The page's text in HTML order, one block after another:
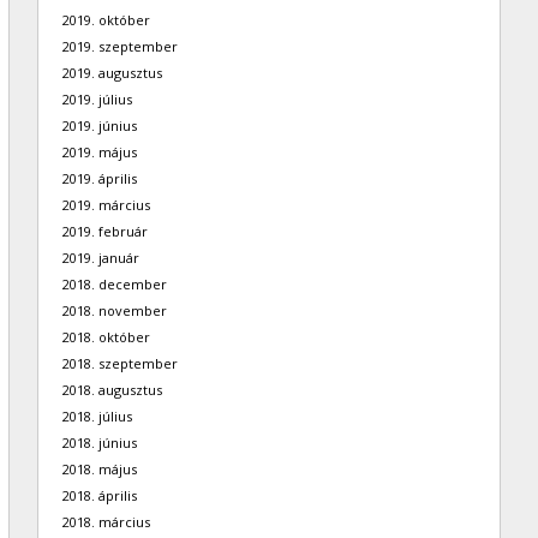
2019. október
2019. szeptember
2019. augusztus
2019. július
2019. június
2019. május
2019. április
2019. március
2019. február
2019. január
2018. december
2018. november
2018. október
2018. szeptember
2018. augusztus
2018. július
2018. június
2018. május
2018. április
2018. március